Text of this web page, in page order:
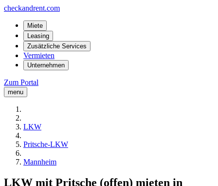
checkandrent.com
Miete
Leasing
Zusätzliche Services
Vermieten
Unternehmen
Zum Portal
menu
LKW
Pritsche-LKW
Mannheim
LKW mit Pritsche (offen) mieten in